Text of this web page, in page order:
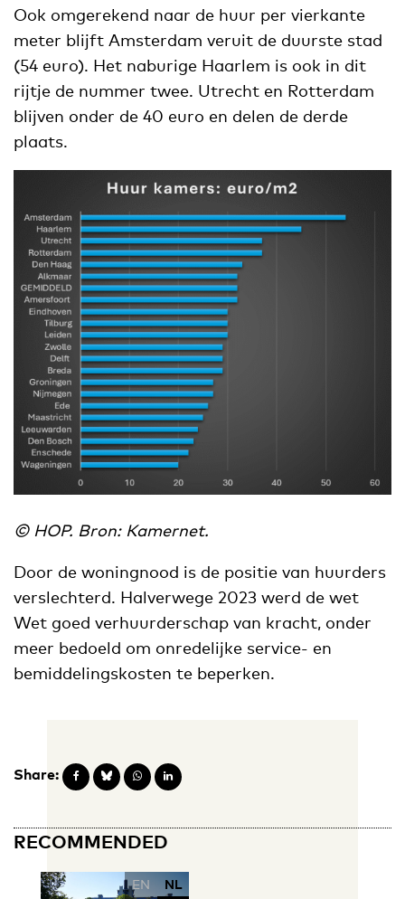
Ook omgerekend naar de huur per vierkante
meter blijft Amsterdam veruit de duurste stad
(54 euro). Het naburige Haarlem is ook in dit
rijtje de nummer twee. Utrecht en Rotterdam
blijven onder de 40 euro en delen de derde
plaats.
© HOP. Bron: Kamernet.
Door de woningnood is de positie van huurders
verslechterd. Halverwege 2023 werd de wet
Wet goed verhuurderschap van kracht, onder
meer bedoeld om onredelijke service- en
bemiddelingskosten te beperken.
Share:
RECOMMENDED
EN NL